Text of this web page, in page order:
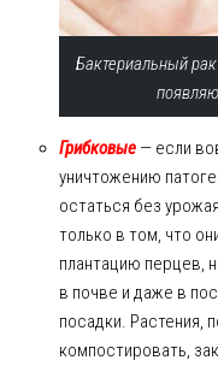
Бактериальный
Грибковые— если
уничтожению
остаться без
только в том, что
плантацию перцев,
в почве и даже в
посадки. Растения,
компостировать,